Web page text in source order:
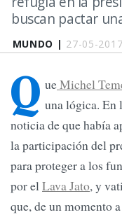
MUNDO | 27-05-
buscan pactar
Q ueMichel
una lógica. En
noticia de que había
la participación del
para proteger a los
por elLava Jato, y
que, de un momento